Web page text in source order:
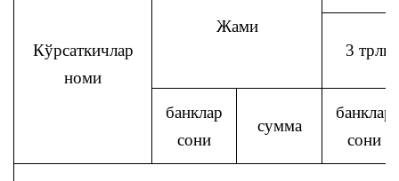
Кўрсаткичлар
номи
Жами
3
банклар
сони
сумма
банклар
сони